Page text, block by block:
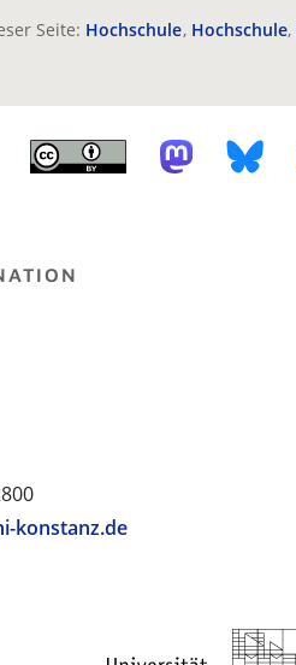
Seite: Hochschule Hochschule
konstanz.de